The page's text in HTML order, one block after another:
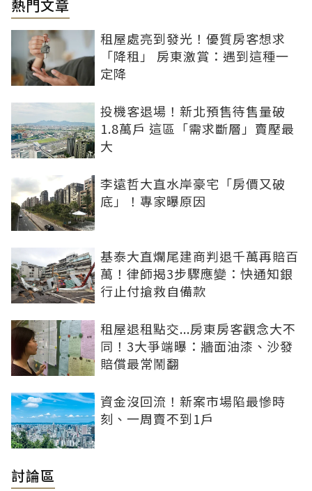
熱門文章
租屋處亮到發光！優質房客想求
「降租」 房東激賞：遇到這種一
定降
投機客退場！新北預售待售量破
1.8萬戶 這區「需求斷層」賣壓最
大
李遠哲大直水岸豪宅「房價又破
底」！專家曝原因
基泰大直爛尾建商判退千萬再賠百
萬！律師揭3步驟應變：快通知銀
行止付搶救自備款
租屋退租點交...房東房客觀念大不
同！3大爭端曝：牆面油漆、沙發
賠償最常鬧翻
資金沒回流！新案市場陷最慘時
刻、一周賣不到1戶
討論區